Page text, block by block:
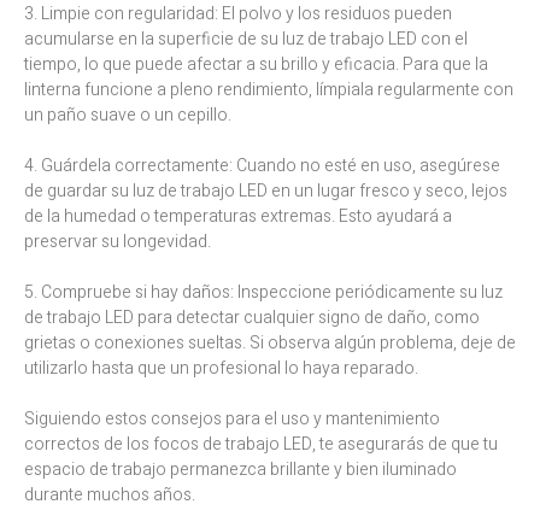
3. Limpie con regularidad: El polvo y los residuos pueden
acumularse en la superficie de su luz de trabajo LED con el
tiempo, lo que puede afectar a su brillo y eficacia. Para que la
linterna funcione a pleno rendimiento, límpiala regularmente con
un paño suave o un cepillo.
4. Guárdela correctamente: Cuando no esté en uso, asegúrese
de guardar su luz de trabajo LED en un lugar fresco y seco, lejos
de la humedad o temperaturas extremas. Esto ayudará a
preservar su longevidad.
5. Compruebe si hay daños: Inspeccione periódicamente su luz
de trabajo LED para detectar cualquier signo de daño, como
grietas o conexiones sueltas. Si observa algún problema, deje de
utilizarlo hasta que un profesional lo haya reparado.
Siguiendo estos consejos para el uso y mantenimiento
correctos de los focos de trabajo LED, te asegurarás de que tu
espacio de trabajo permanezca brillante y bien iluminado
durante muchos años.